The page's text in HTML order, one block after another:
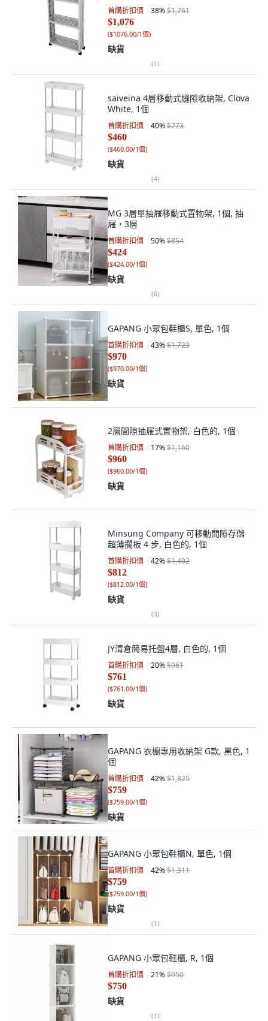
首購折扣價 38%$1,761
$1,076
($1076.00/1個)
缺貨
(1)
saiveina 4層移動式縫隙收納架, Clova
White, 1個
首購折扣價 40%$773
$460
($460.00/1個)
缺貨
(4)
MG 3層單抽屜移動式置物架, 1個, 抽
屜，3層
首購折扣價 50%$854
$424
($424.00/1個)
缺貨
(6)
GAPANG 小眾包鞋櫃S, 單色, 1個
首購折扣價 43%$1,723
$970
($970.00/1個)
缺貨
2層間隙抽屜式置物架, 白色的, 1個
首購折扣價 17%$1,160
$960
($960.00/1個)
缺貨
Minsung Company 可移動間隙存儲
超薄擱板 4 步, 白色的, 1個
首購折扣價 42%$1,402
$812
($812.00/1個)
缺貨
(3)
JY清倉簡易托盤4層, 白色的, 1個
首購折扣價 20%$961
$761
($761.00/1個)
缺貨
GAPANG 衣櫥專用收納架 G款, 黑色, 1
個
首購折扣價 42%$1,325
$759
($759.00/1個)
缺貨
GAPANG 小眾包鞋櫃N, 單色, 1個
首購折扣價 42%$1,311
$759
($759.00/1個)
缺貨
(1)
GAPANG 小眾包鞋櫃, R, 1個
首購折扣價 21%$950
$750
缺貨
(1)